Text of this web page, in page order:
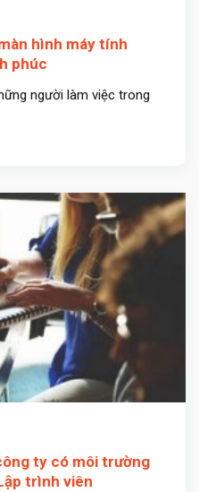
hình máy tính
phúc
người làm việc trong
ty có môi trường
trình viên